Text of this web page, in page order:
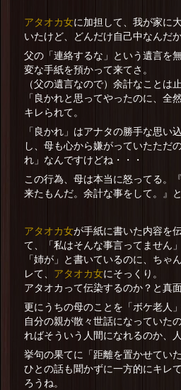
アタオカ女に加担して、我が家に
いたけど、どんだけ自己中なんだ
父の「連絡するな」という遺言を
変な手紙を預かって来てさ。
（父の遺言なので）余計なことは
「良かれと思ってやったのに、全
キレられて。
「良かれ」はアナタの勝手な思い
し、母も心から嫌がっていたただ
れ」なんですけどね・・・
この行為、母は本当に怒ってる。
来たもんだ。余計な事をして。』と
アタオカ女が手紙に書いた内容を
て、「私はそんな事言ってません
「姉が」と書いているのに、ちゃ
レて、 アタオカ女にそっくり。
アタオカって伝染するのか？と真
更にうちの母のことを「ボケ老人
自分の親が散々世話になっていた
ればそういう人間になれるのか、
挙句の果てに「距離を置かせてい
ひとの話も聞かずに一方的にキレ
ろうね。